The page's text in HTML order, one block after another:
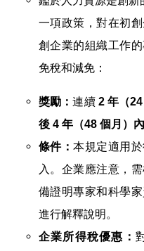
一項政策，對在初
創企業的組織工作
免稅和減免：
獎勵：連續 2 年（
後 4 年（48 個月）
條件：本規定適用
入。企業應注意，
備證明專家和科學
進行解釋說明。
企業所得稅優惠：